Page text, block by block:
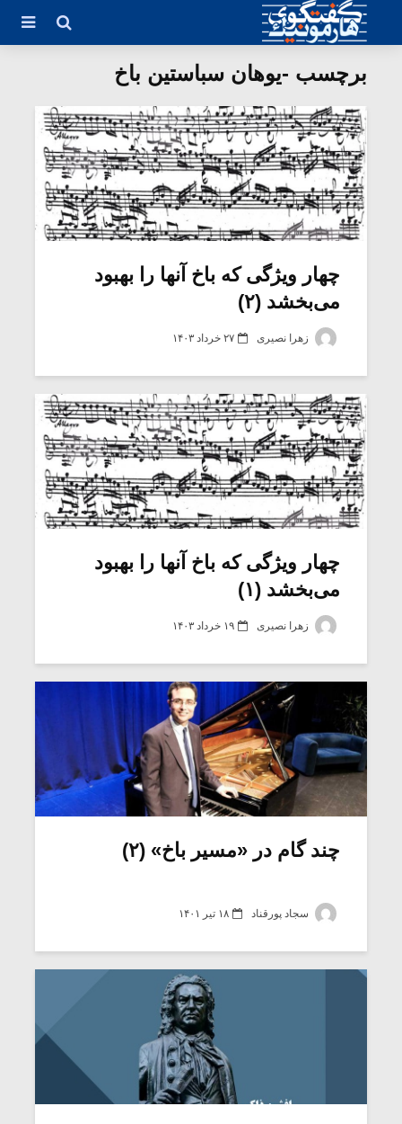
برچسب -یوهان سباستین باخ
چهار ویژگی که باخ آنها را بهبود
می‌بخشد (۲)
زهرا نصیری ۲۷ خرداد ۱۴۰۳
چهار ویژگی که باخ آنها را بهبود
می‌بخشد (۱)
زهرا نصیری ۱۹ خرداد ۱۴۰۳
چند گام در «مسیر باخ» (۲)
سجاد پورقناد ۱۸ تیر ۱۴۰۱
میکلوش روژا